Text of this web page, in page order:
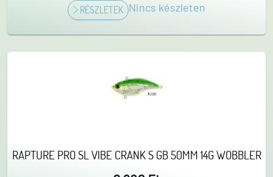
RÉSZLETEK Nincs készleten
RAPTURE PRO SL VIBE CRANK S GB 50MM 14G WOBBLER